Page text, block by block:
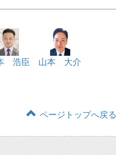
浩臣 山本 大介
ページトップへ戻る